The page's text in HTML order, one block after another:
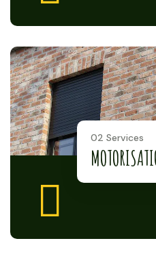
02 Services